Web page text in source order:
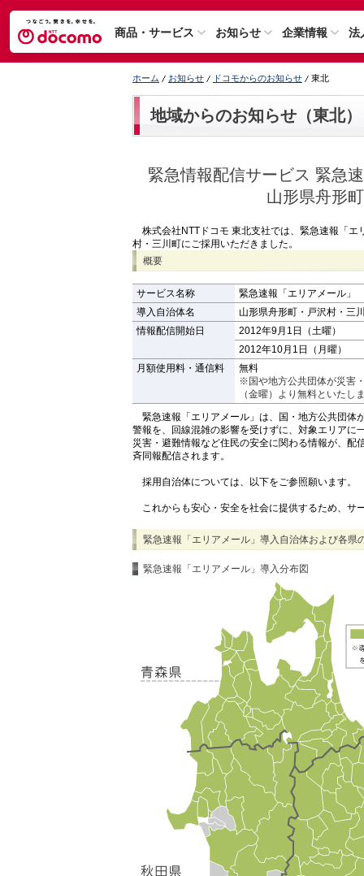
商品・サービス お知らせ 企業情報 法
ホーム お知らせ ドコモからのお知らせ 東北
地域からのお知らせ（東北）
緊急情報配信サービス 緊急
山形県舟形
株式会社NTTドコモ 東北支社では、緊急速報「エ
村・三川町にご採用いただきました。
概要
サービス名称
緊急速報「エリアメール」
導入自治体名
山形県舟形町・戸沢村・三
情報配信開始日
2012年9月1日（土曜）
2012年10月1日（月曜）
月額使用料・通信料
無料
※国や地方公共団体が災害
（金曜）より無料といたし
緊急速報「エリアメール」は、国・地方公共団体
警報を、回線混雑の影響を受けずに、対象エリアに
災害・避難情報など住民の安全に関わる情報が、配
斉同報配信されます。
採用自治体については、以下をご参照願います。
これからも安心・安全を社会に提供するため、サ
緊急速報「エリアメール」導入自治体および各県
緊急速報「エリアメール」導入分布図